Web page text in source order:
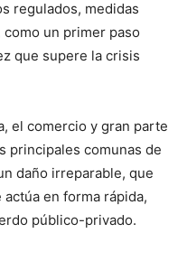
regulados, medidas
un primer paso
que supere la crisis
el comercio y gran parte
principales comunas de
daño irreparable, que
en forma rápida,
público-privado.